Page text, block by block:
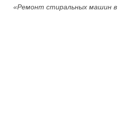
«Ремонт стиральных машин в